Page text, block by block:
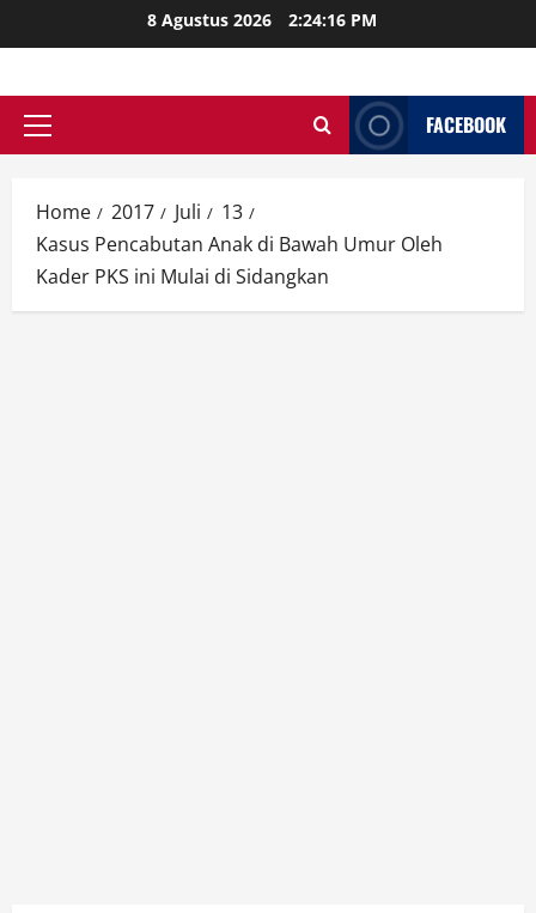
to
8 Agustus 2026 2:24:17 PM
Primary
FACEBOOK
Home 2017 Juli
13
Kasus Pencabutan Anak di Bawah Umur Oleh
Kader PKS ini Mulai di Sidangkan